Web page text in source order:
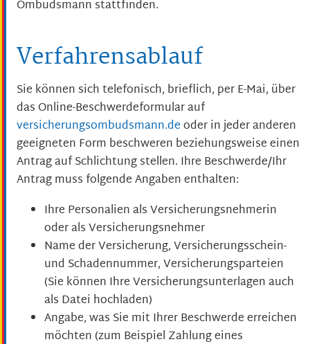
Ombudsmann stattfinden.
Verfahrensablauf
Sie können sich telefonisch, brieflich, per E-Mai, über
das Online-Beschwerdeformular auf
versicherungsombudsmann.deoder in jeder anderen
geeigneten Form beschweren beziehungsweise einen
Antrag auf Schlichtung stellen. Ihre Beschwerde/Ihr
Antrag muss folgende Angaben enthalten:
Ihre Personalien als Versicherungsnehmerin
oder als Versicherungsnehmer
Name der Versicherung, Versicherungsschein-
und Schadennummer, Versicherungsparteien
(Sie können Ihre Versicherungsunterlagen auch
als Datei hochladen)
Angabe, was Sie mit Ihrer Beschwerde erreichen
möchten (zum Beispiel Zahlung eines